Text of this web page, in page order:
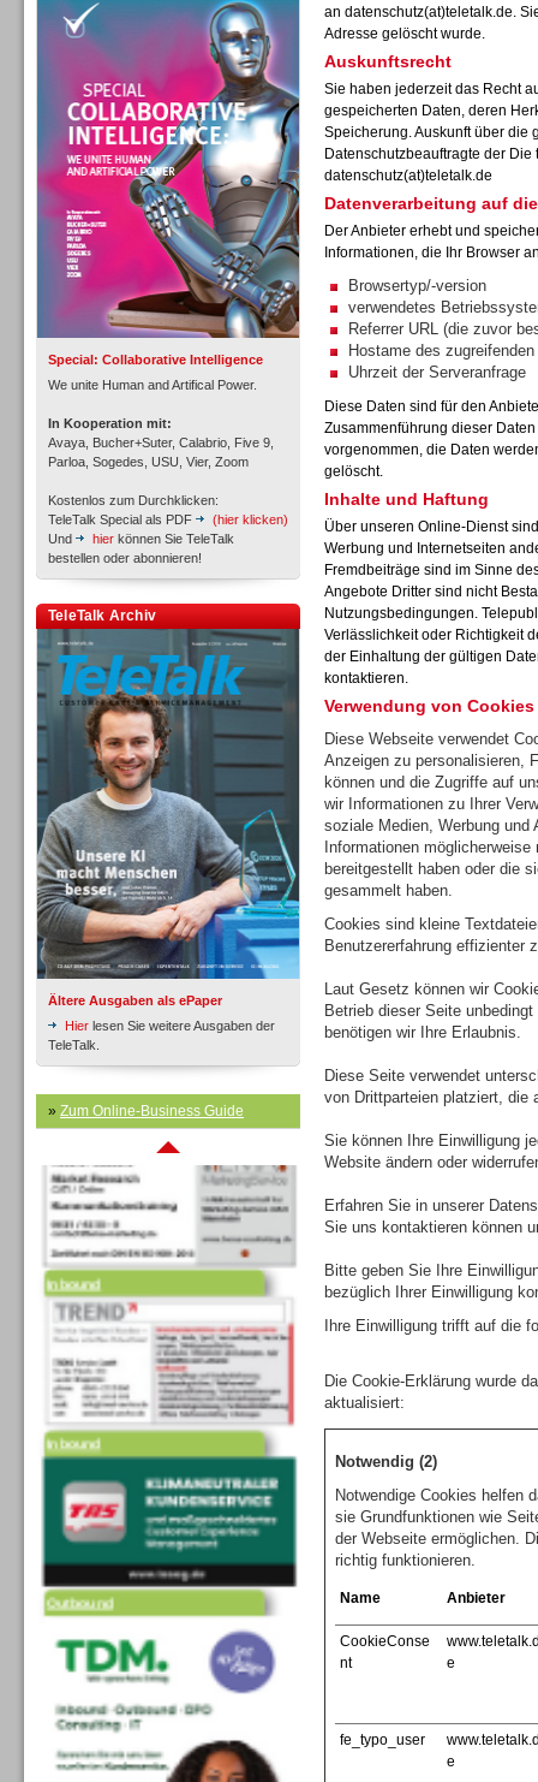
Special: Collaborative Intelligence
We unite Human and Artifical Power.
In Kooperation mit:
Avaya, Bucher+Suter, Calabrio, Five 9,
Parloa, Sogedes, USU, Vier, Zoom
Kostenlos zum Durchklicken:
TeleTalk Special als PDF
(hier klicken)
Und
hier können Sie TeleTalk
bestellen oder abonnieren!
TeleTalk Archiv
Ältere Ausgaben als ePaper
Hier lesen Sie weitere Ausgaben der
TeleTalk.
» Zum Online-Business Guide
Personal
Inbound
Inbound
Inbound
Inbound
Inbound
Inbound
Outbound
an datenschutz(at)teletalk.de.
Adresse gelöscht wurde.
Auskunftsrecht
Sie haben jederzeit das Recht
gespeicherten Daten, deren
Speicherung. Auskunft über die
Datenschutzbeauftragte der
datenschutz(at)teletalk.de
Datenverarbeitung auf
Der Anbieter erhebt und
Informationen, die Ihr Browser
Browsertyp/-version
verwendetes
Referrer URL (die zuvor
Hostame des
Uhrzeit der Serveranfrage
Diese Daten sind für den
Zusammenführung dieser
vorgenommen, die Daten
gelöscht.
Inhalte und Haftung
Über unseren Online-Dienst
Werbung und Internetseiten
Fremdbeiträge sind im Sinne
Angebote Dritter sind nicht
Nutzungsbedingungen.
Verlässlichkeit oder Richtigkeit
der Einhaltung der gültigen
kontaktieren.
Verwendung von Cookies
Diese Webseite verwendet
Anzeigen zu personalisieren,
können und die Zugriffe auf
wir Informationen zu Ihrer
soziale Medien, Werbung und
Informationen
bereitgestellt haben oder die
gesammelt haben.
Cookies sind kleine
Benutzererfahrung effizienter
Laut Gesetz können wir
Betrieb dieser Seite
benötigen wir Ihre Erlaubnis.
Diese Seite verwendet
von Drittparteien platziert, die
Sie können Ihre Einwilligung
Website ändern oder
Erfahren Sie in unserer
Sie uns kontaktieren können
Bitte geben Sie Ihre
bezüglich Ihrer Einwilligung
Ihre Einwilligung trifft auf die
Die Cookie-Erklärung wurde
aktualisiert:
Notwendig (2)
Notwendige Cookies helfen
sie Grundfunktionen wie
der Webseite ermöglichen.
richtig funktionieren.
Name Anbieter
CookieConse
nt
e
fe_typo_user
e